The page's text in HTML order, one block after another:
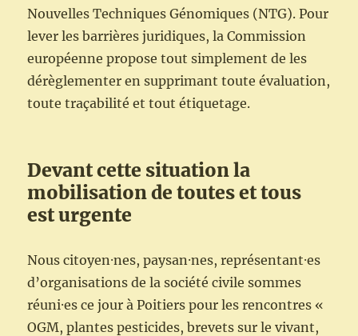
Nouvelles Techniques Génomiques (NTG). Pour
lever les barrières juridiques, la Commission
européenne propose tout simplement de les
dérèglementer en supprimant toute évaluation,
toute traçabilité et tout étiquetage.
Devant cette situation la
mobilisation de toutes et tous
est urgente
Nous citoyen⸱nes, paysan⸱nes, représentant⸱es
d’organisations de la société civile sommes
réuni⸱es ce jour à Poitiers pour les rencontres «
OGM, plantes pesticides, brevets sur le vivant,